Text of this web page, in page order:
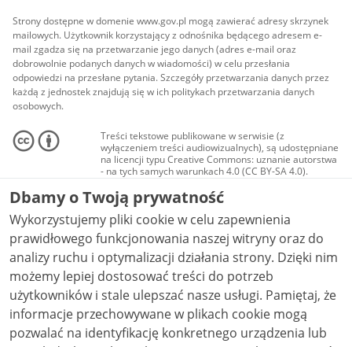
Strony dostępne w domenie www.gov.pl mogą zawierać adresy skrzynek
mailowych. Użytkownik korzystający z odnośnika będącego adresem e-
mail zgadza się na przetwarzanie jego danych (adres e-mail oraz
dobrowolnie podanych danych w wiadomości) w celu przesłania
odpowiedzi na przesłane pytania. Szczegóły przetwarzania danych przez
każdą z jednostek znajdują się w ich politykach przetwarzania danych
osobowych.
Treści tekstowe publikowane w serwisie (z
wyłączeniem treści audiowizualnych), są udostępniane
na licencji typu Creative Commons: uznanie autorstwa
- na tych samych warunkach 4.0 (CC BY-SA 4.0).
Materiały audiowizualne, w tym zdjęcia, materiały
audio i wideo, są udostępniane na licencji typu
Creative Commons: uznanie autorstwa użycie
niekomercyjne - bez utworów zależnych 4.0 (CC BY-
NC-ND 4.0), o ile nie jest to stwierdzone inaczej.
Dbamy o Twoją prywatność
Wykorzystujemy pliki cookie w celu zapewnienia
prawidłowego funkcjonowania naszej witryny oraz do
analizy ruchu i optymalizacji działania strony. Dzięki nim
możemy lepiej dostosować treści do potrzeb
użytkowników i stale ulepszać nasze usługi. Pamiętaj, że
informacje przechowywane w plikach cookie mogą
pozwalać na identyfikację konkretnego urządzenia lub